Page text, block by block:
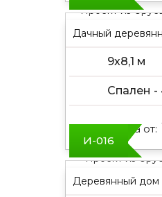
Проект из
с
Дачный
9х8,1 м
Спален -
Цена от:
Проект из
И-016
Деревянный дом